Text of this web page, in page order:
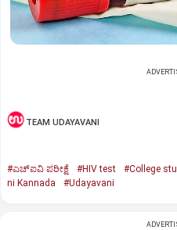
TEAM UDAYAVANI
#ಎಚ್‌ಐವಿ ಪರೀಕ್ಷೆ #HIV test #College
ni Kannada
#Udayavani